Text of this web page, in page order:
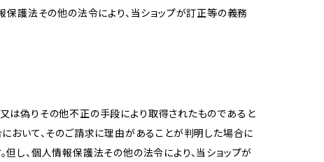
保護法その他の法令により、当ショップが訂正等の義務
は偽りその他不正の手段により取得されたものであると
おいて、そのご請求に理由があることが判明した場合に
し、個人情報保護法その他の法令により、当ショップが